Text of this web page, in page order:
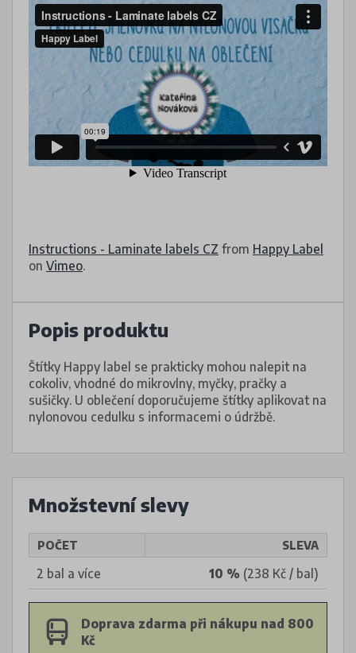
Instructions - Laminate labels CZ from Happy Label
on Vimeo.
Popis produktu
Štítky Happy label se prakticky mohou nalepit na
cokoliv, vhodné do mikrovlny, myčky, pračky a
sušičky. U oblečení doporučujeme štítky aplikovat na
nylonovou cedulku s informacemi o údržbě.
Množstevní slevy
POČET SLEVA
2 bal a více 10 % (238 Kč / bal)
Doprava zdarma při nákupu nad 800
Kč